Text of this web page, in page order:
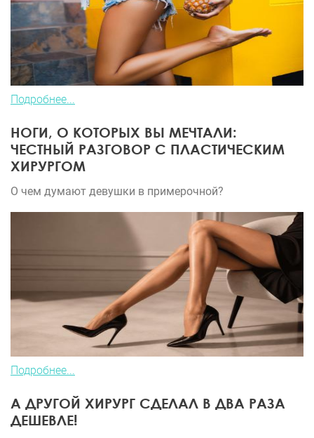
Подробнее...
НОГИ, О КОТОРЫХ ВЫ МЕЧТАЛИ:
ЧЕСТНЫЙ РАЗГОВОР С ПЛАСТИЧЕСКИМ
ХИРУРГОМ
О чем думают девушки в примерочной?
Подробнее...
А ДРУГОЙ ХИРУРГ СДЕЛАЛ В ДВА РАЗА
ДЕШЕВЛЕ!